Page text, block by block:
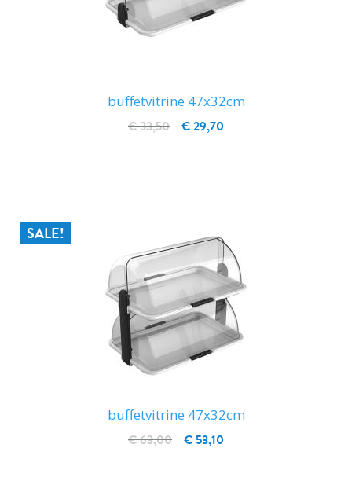
buffetvitrine 47x32cm
€ 29,70
€ 33,50
SALE!
buffetvitrine 47x32cm
€ 53,10
€ 63,00